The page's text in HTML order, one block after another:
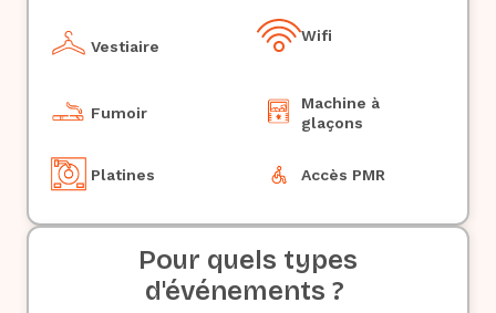
Vestiaire
Wifi
Fumoir
Machine à
glaçons
Platines Accès PMR
Pour quels types
d'événements ?